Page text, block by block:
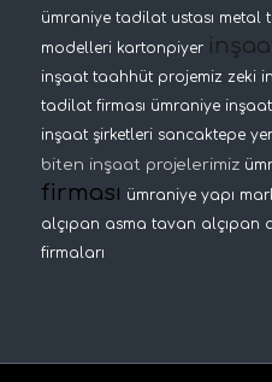
ümraniye tadilat ustası metal
modelleri kartonpiyer
inşaat taahhüt projemiz zeki
tadilat firması ümraniye
inşaat şirketleri sancaktepe
biten inşaat projelerimiz
firması ümraniye yapı
alçıpan asma tavan alçıpan
firmaları